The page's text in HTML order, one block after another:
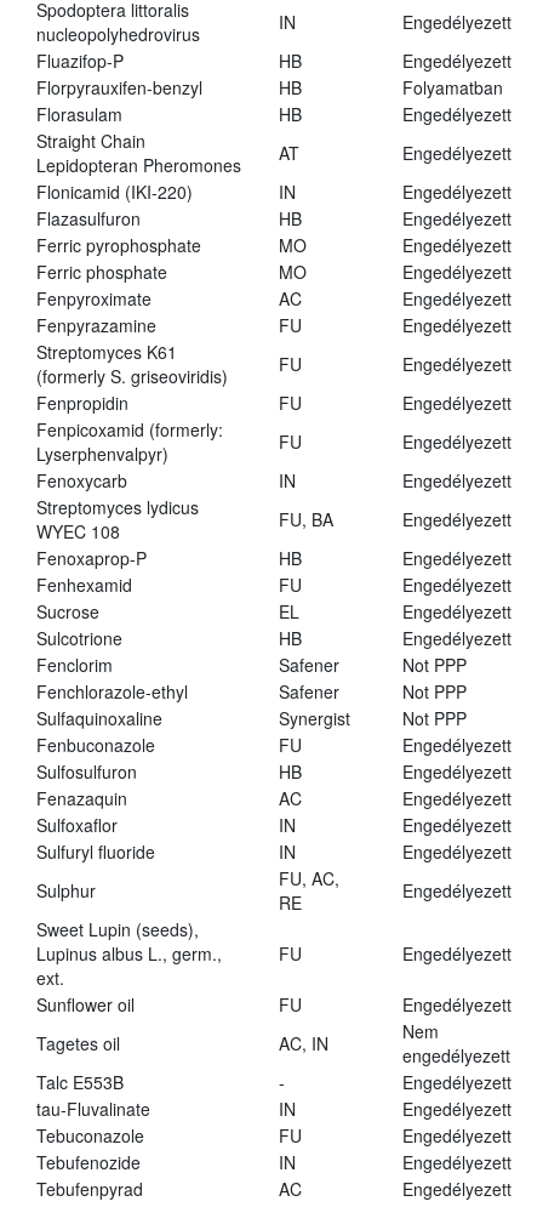
Spodoptera littoralis
nucleopolyhedrovirus
IN
Engedélyezett
Fluazifop-P
HB
Engedélyezett
Florpyrauxifen-benzyl
HB
Folyamatban
Florasulam
HB
Engedélyezett
Straight Chain
Lepidopteran Pheromones
AT
Engedélyezett
Flonicamid (IKI-220)
IN
Engedélyezett
Flazasulfuron
HB
Engedélyezett
Ferric pyrophosphate
MO
Engedélyezett
Ferric phosphate
MO
Engedélyezett
Fenpyroximate
AC
Engedélyezett
Fenpyrazamine
FU
Engedélyezett
Streptomyces K61
(formerly S. griseoviridis)
FU
Engedélyezett
Fenpropidin
FU
Engedélyezett
Fenpicoxamid (formerly:
Lyserphenvalpyr)
FU
Engedélyezett
Fenoxycarb
IN
Engedélyezett
Streptomyces lydicus
WYEC 108
FU, BA
Engedélyezett
Fenoxaprop-P
HB
Engedélyezett
Fenhexamid
FU
Engedélyezett
Sucrose
EL
Engedélyezett
Sulcotrione
HB
Engedélyezett
Fenclorim
Safener
Not PPP
Fenchlorazole-ethyl
Safener
Not PPP
Sulfaquinoxaline
Synergist
Not PPP
Fenbuconazole
FU
Engedélyezett
Sulfosulfuron
HB
Engedélyezett
Fenazaquin
AC
Engedélyezett
Sulfoxaflor
IN
Engedélyezett
Sulfuryl fluoride
IN
Engedélyezett
Sulphur
FU, AC,
RE
Engedélyezett
Sweet Lupin (seeds),
Lupinus albus L., germ.,
ext.
FU Engedélyezett
Sunflower oil FU
Engedélyezett
Tagetes oil
AC, IN
Nem
engedélyezett
Talc E553B
-
Engedélyezett
tau-Fluvalinate
IN
Engedélyezett
Tebuconazole
FU
Engedélyezett
Tebufenozide
IN
Engedélyezett
Tebufenpyrad
AC
Engedélyezett